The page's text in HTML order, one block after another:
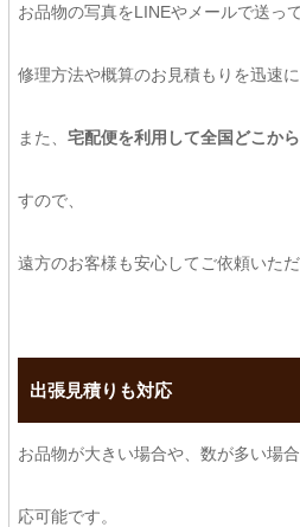
お品物の写真をLINEやメールで送っ
修理方法や概算のお見積もりを迅速に
また、 宅配便を利用して全国どこか
すので、
遠方のお客様も安心してご依頼いただ
出張見積りも対応
お品物が大きい場合や、数が多い場合
応可能です。